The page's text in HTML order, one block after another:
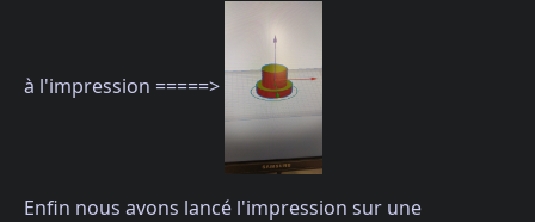
à l'impression =====>
Enfin nous avons lancé l'impression sur une